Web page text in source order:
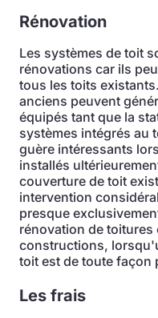
Rénovation
Les systèmes de toit
rénovations car ils
tous les toits
anciens peuvent
équipés tant que la
systèmes intégrés au
guère intéressants
installés
couverture de toit
intervention
presque
rénovation de toitures
constructions,
toit est de toute façon
Les frais